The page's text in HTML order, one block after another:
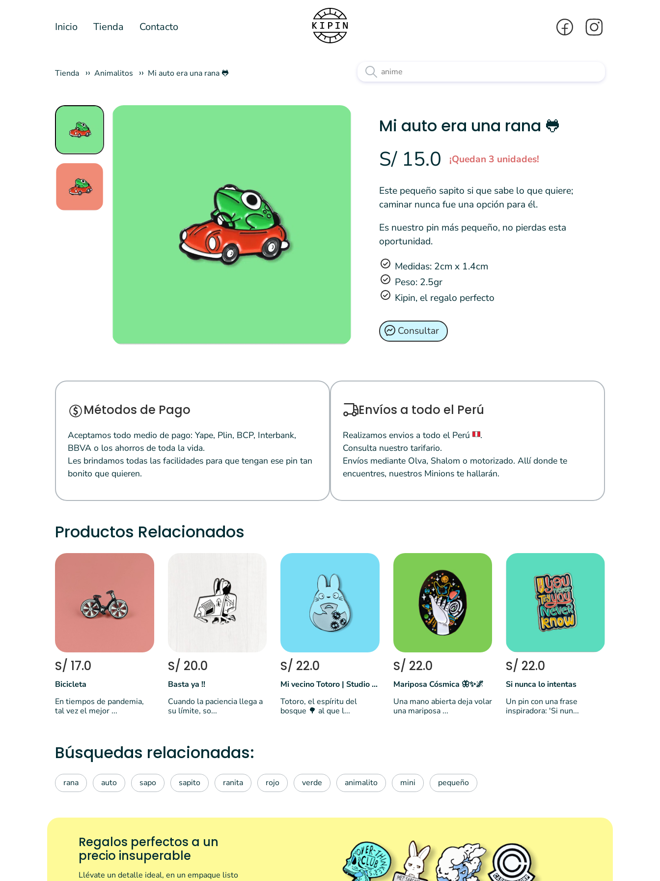
Inicio Tienda Contacto
Tienda Animalitos Mi auto era una rana 🐸
Mi auto era una rana 🐸
S/ 15.0 ¡Quedan 3 unidades!
Este pequeño sapito si que sabe lo que quiere;
caminar nunca fue una opción para él.
Es nuestro pin más pequeño, no pierdas esta
oportunidad.
Medidas: 2cm x 1.4cm
Peso: 2.5gr
Kipin, el regalo perfecto
Consultar
Métodos de Pago
Aceptamos todo medio de pago: Yape, Plin, BCP, Interbank,
BBVA o los ahorros de toda la vida.
Les brindamos todas las facilidades para que tengan ese pin tan
bonito que quieren.
Envíos a todo el Perú
Realizamos envios a todo el Perú
.
Consulta nuestro tarifario.
Envíos mediante Olva, Shalom o motorizado. Allí donde te
encuentres, nuestros Minions te hallarán.
Productos Relacionados
S/ 17.0
Bicicleta
En tiempos de pandemia,
tal vez el mejor ...
S/ 20.0
Basta ya !!
Cuando la paciencia llega a
su límite, so...
S/ 22.0
Mi vecino Totoro | Studio Ghibli 🎬
Totoro, el espíritu del
bosque 🌳 al que l...
S/ 22.0
Mariposa Cósmica 🦋✨🌌
Una mano abierta deja volar
una mariposa ...
S/ 22.0
Si nunca lo intentas
Un pin con una frase
inspiradora: 'Si nun...
Búsquedas relacionadas:
rana auto sapo sapito ranita rojo verde animalito mini pequeño
Regalos perfectos a un
precio insuperable
Llévate un detalle ideal, en un empaque listo